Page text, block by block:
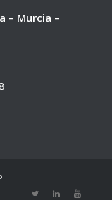
– Murcia –